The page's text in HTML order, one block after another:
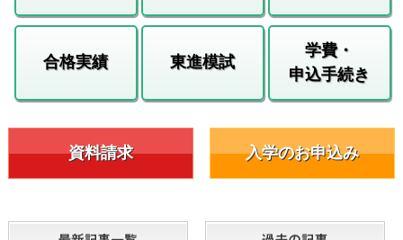
合格実績 東進模試
学費・
申込手続き
資料請求 入学のお申込み
最新記事一覧